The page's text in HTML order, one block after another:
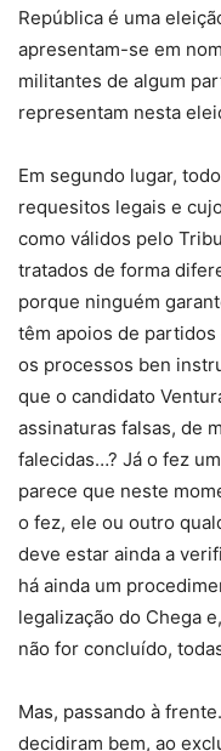
República é uma
apresentam-se em
militantes de algum
representam nesta
Em segundo lugar,
requesitos legais e
como válidos pelo
tratados de forma
porque ninguém
têm apoios de
os processos ben
que o candidato
assinaturas falsas, de
falecidas…? Já o fez
parece que neste
o fez, ele ou outro
deve estar ainda a
há ainda um
legalização do Chega
não for concluído,
Mas, passando à
decidiram bem, ao